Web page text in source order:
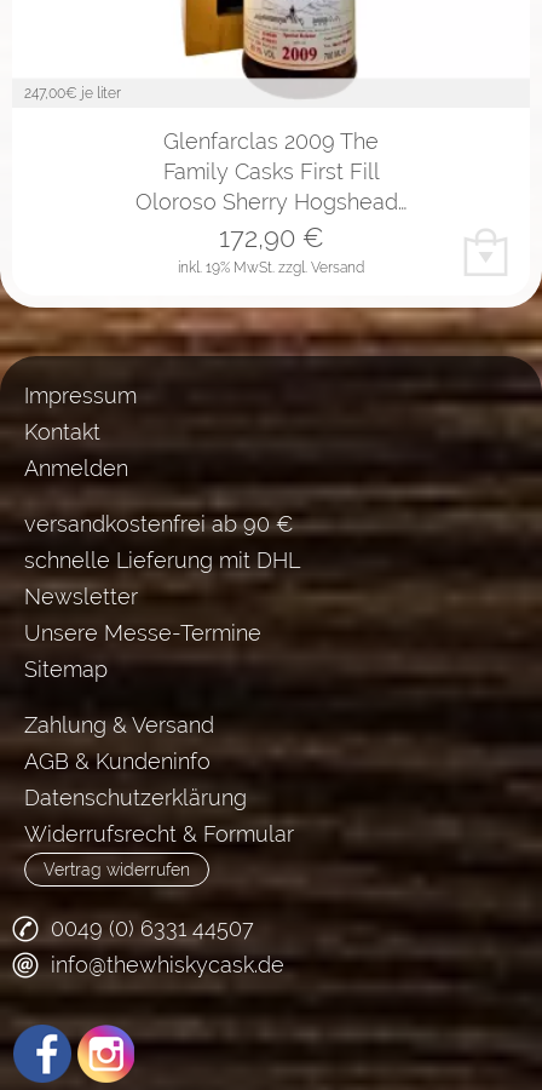
247,00€ je liter
Glenfarclas 2009 The
Family Casks First Fill
Oloroso Sherry Hogshead…
inkl. 19% MwSt. zzgl. Versand
172,90€
Impressum
Kontakt
Anmelden
versandkostenfrei ab 90 €
schnelle Lieferung mit DHL
Newsletter
Unsere Messe-Termine
Sitemap
Zahlung & Versand
AGB & Kundeninfo
Datenschutzerklärung
Widerrufsrecht & Formular
Vertrag widerrufen
0049 (0) 6331 44507
info@thewhiskycask.de